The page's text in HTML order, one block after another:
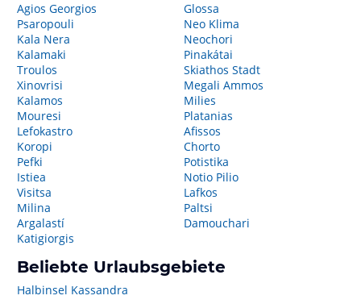
Agios Georgios
Psaropouli
Kala Nera
Kalamaki
Troulos
Xinovrisi
Kalamos
Mouresi
Lefokastro
Koropi
Pefki
Istiea
Visitsa
Milina
Argalastí
Katigiorgis
Glossa
Neo Klima
Neochori
Pinakátai
Skiathos Stadt
Megali Ammos
Milies
Platanias
Afissos
Chorto
Potistika
Notio Pilio
Lafkos
Paltsi
Damouchari
Beliebte Urlaubsgebiete
Halbinsel Kassandra